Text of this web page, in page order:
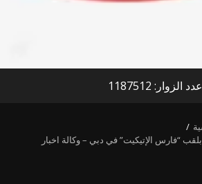
عدد الزوار: 1187512
بلقب “فارس الإتيكيت” في دبي – وكالة اخبار